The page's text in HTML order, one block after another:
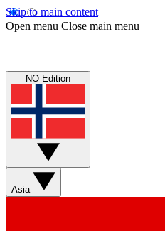
Skip to main content
Open menu Close main menu
NO Edition
Asia